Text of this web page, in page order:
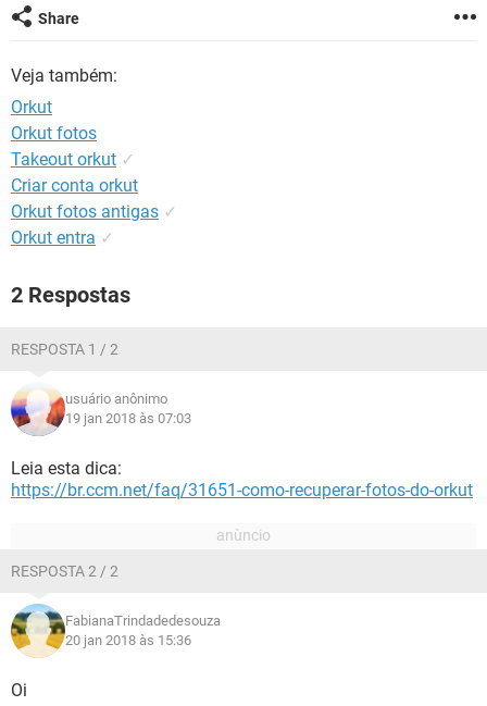
INSTAGRAM
INSTAGRAM
GUIA DE COMPRAS
Share
Veja também:
Orkut
Orkut fotos
Takeout orkut ✓
Criar conta orkut
Orkut fotos antigas ✓
Orkut entra ✓
2 Respostas
RESPOSTA 1 / 2
usuário anônimo
19 jan 2018 às 07:03
Leia esta dica:
https://br.ccm.net/faq/31651-como-recuperar-fotos-do-orkut
RESPOSTA 2 / 2
FabianaTrindadedesouza
20 jan 2018 às 15:36
Oi